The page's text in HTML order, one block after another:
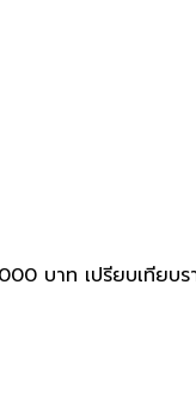
บาท เปรียบเทียบร